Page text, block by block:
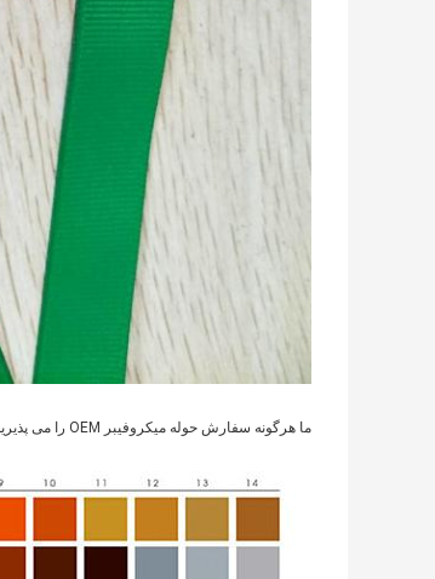
ما هرگونه سفارش حوله میکروفیبر OEM را می پذیریم، هر رنگ، الگو، سبکی در دسترس است.